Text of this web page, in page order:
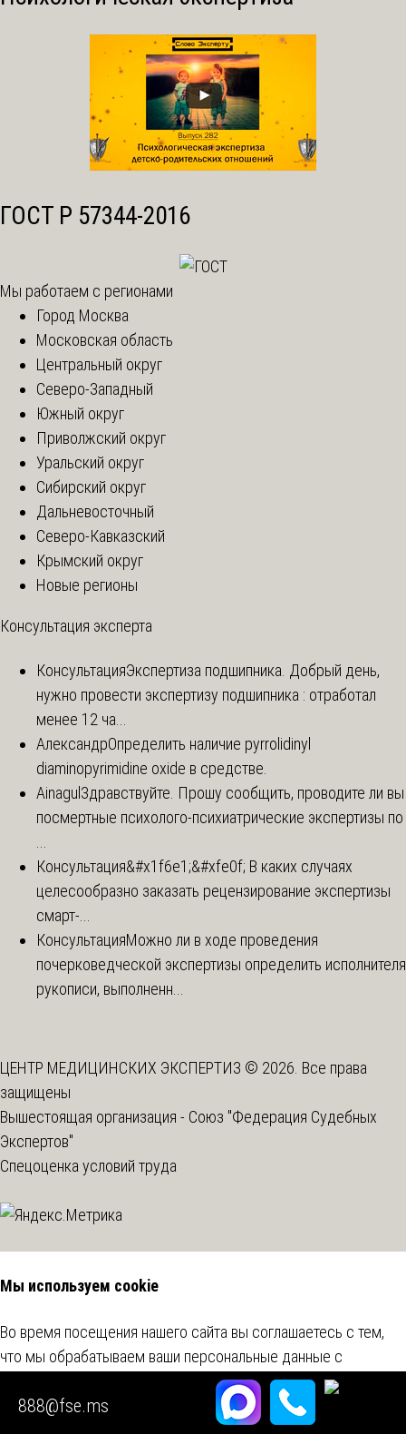
ГОСТ Р 57344-2016
Мы работаем с регионами
Город Москва
Московская область
Центральный округ
Северо-Западный
Южный округ
Приволжский округ
Уральский округ
Сибирский округ
Дальневосточный
Северо-Кавказский
Крымский округ
Новые регионы
Консультация эксперта
КонсультацияЭкспертиза подшипника. Добрый день,
нужно провести экспертизу подшипника : отработал
менее 12 ча...
АлександрОпределить наличие pyrrolidinyl
diaminopyrimidine oxide в средстве.
Ainagul Здравствуйте. Прошу сообщить, проводите ли вы
посмертные психолого-психиатрические экспертизы по
...
Консультация&#x1f6e1;&#xfe0f; В каких случаях
целесообразно заказать рецензирование экспертизы
смарт-...
КонсультацияМожно ли в ходе проведения
почерковедческой экспертизы определить исполнителя
рукописи, выполненн...
ЦЕНТР МЕДИЦИНСКИХ ЭКСПЕРТИЗ © 2026. Все права
защищены
Вышестоящая организация - Союз "Федерация Судебных
Экспертов"
Спецоценка условий труда
888@fse.ms
Мы используем cookie
Во время посещения нашего сайта вы соглашаетесь с тем,
что мы обрабатываем ваши персональные данные с
использованием метрических программ.Подробнее